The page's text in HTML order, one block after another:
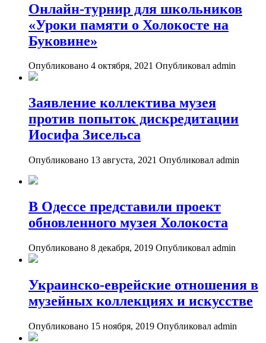
Онлайн-турнир для школьников
«Уроки памяти о Холокосте на
Буковине»
Опубликовано 4 октября, 2021 Опубликовал admin
Заявление коллектива музея
против попыток дискредитации
Иосифа Зисельса
Опубликовано 13 августа, 2021 Опубликовал admin
В Одессе представили проект
обновленного музея Холокоста
Опубликовано 8 декабря, 2019 Опубликовал admin
Украинско-еврейские отношения в
музейных коллекциях и искусстве
Опубликовано 15 ноября, 2019 Опубликовал admin